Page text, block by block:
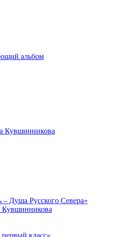
альбом
Кувшинникова
– Душа Русского Севера»
Кувшинникова
класс»